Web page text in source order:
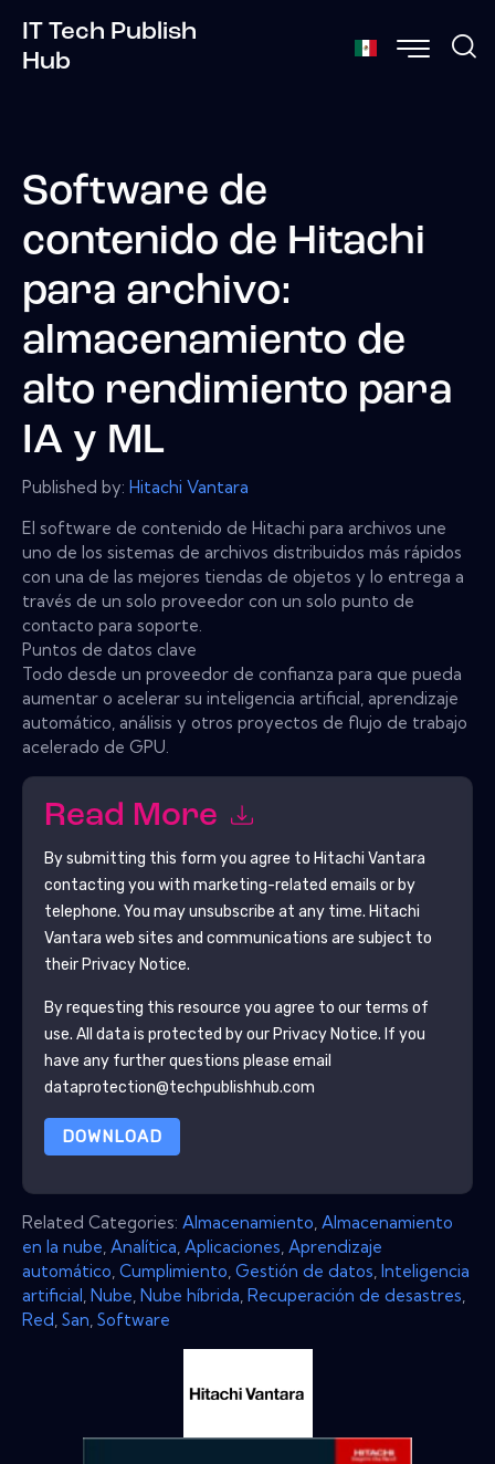
IT Tech Publish
Hub
Software de
contenido de Hitachi
para archivo:
almacenamiento de
alto rendimiento para
IA y ML
Published by: Hitachi Vantara
El software de contenido de Hitachi para archivos une
uno de los sistemas de archivos distribuidos más rápidos
con una de las mejores tiendas de objetos y lo entrega a
través de un solo proveedor con un solo punto de
contacto para soporte.
Puntos de datos clave
Todo desde un proveedor de confianza para que pueda
aumentar o acelerar su inteligencia artificial, aprendizaje
automático, análisis y otros proyectos de flujo de trabajo
acelerado de GPU.
Read More
By submitting this form you agree to Hitachi Vantara
contacting you with marketing-related emails or by
telephone. You may unsubscribe at any time. Hitachi
Vantara web sites and communications are subject to
their Privacy Notice.
By requesting this resource you agree to our terms of
use. All data is protected by our Privacy Notice. If you
have any further questions please email
dataprotection@techpublishhub.com
DOWNLOAD
Related Categories: Almacenamiento Almacenamiento
en la nube Analítica Aplicaciones Aprendizaje
automático Cumplimiento Gestión de datos Inteligencia
artificial Nube Nube híbrida Recuperación de desastres
Red San Software